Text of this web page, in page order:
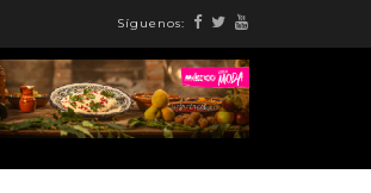
Síguenos: